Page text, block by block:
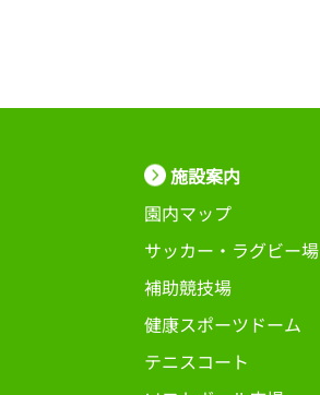
施設案内
園内マップ
サッカー・ラグビー場
補助競技場
健康スポーツドーム
テニスコート